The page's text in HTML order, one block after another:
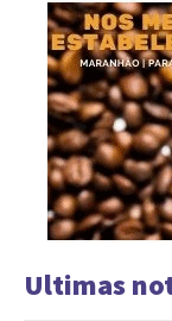
Ultimas